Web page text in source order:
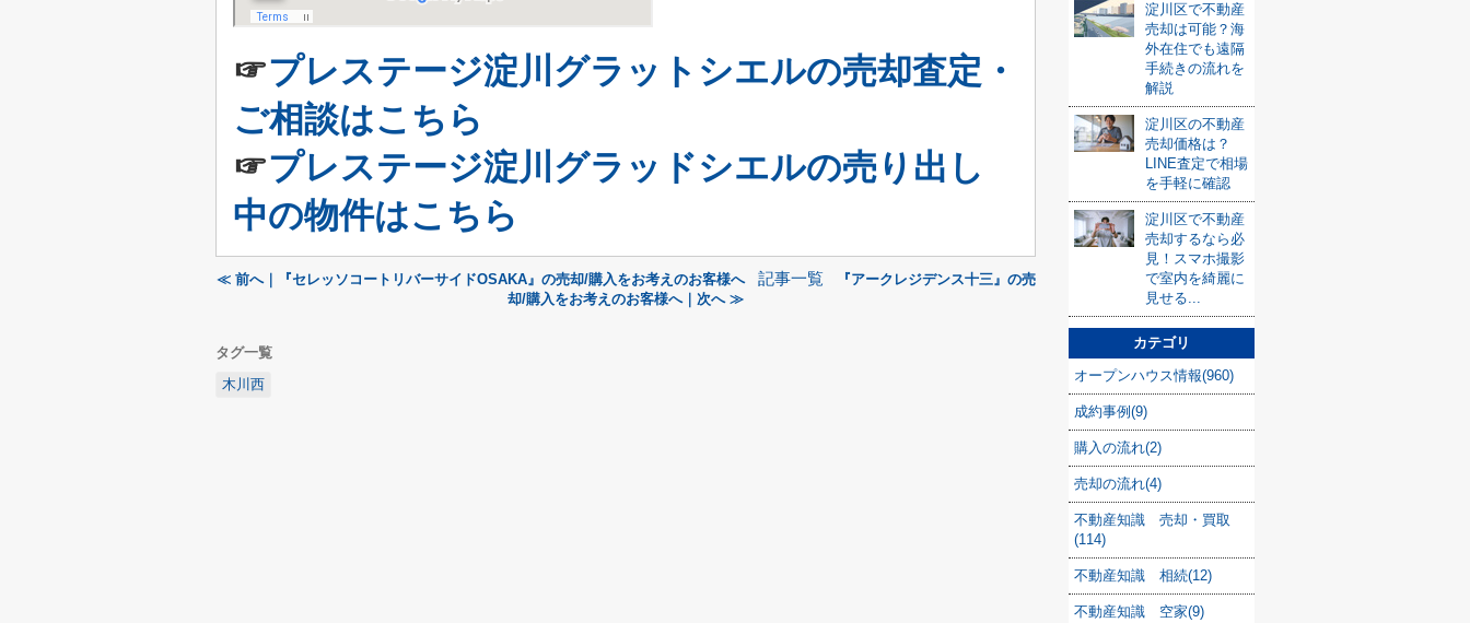
☞プレステージ淀川グラットシエルの売却査定・
ご相談はこちら
☞プレステージ淀川グラッドシエルの売り出し
中の物件はこちら
≪ 前へ｜『セレッソコートリバーサイドOSAKA』の売却/購入をお考えのお客様へ 記事一覧
『アークレジデンス十三』の売
却/購入をお考えのお客様へ｜次へ ≫
タグ一覧
木川西
淀川区で不動産
売却は可能？海
外在住でも遠隔
手続きの流れを
解説
淀川区の不動産
売却価格は？
LINE査定で相場
を手軽に確認
淀川区で不動産
売却するなら必
見！スマホ撮影
で室内を綺麗に
見せる...
カテゴリ
オープンハウス情報(960)
成約事例(9)
購入の流れ(2)
売却の流れ(4)
不動産知識 売却・買取
(114)
不動産知識 相続(12)
不動産知識 空家(9)